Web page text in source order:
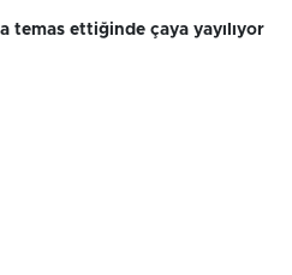
temas ettiğinde çaya yayılıyor